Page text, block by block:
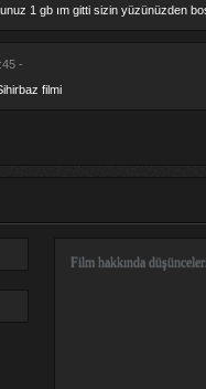
1 gb ım gitti sizin yüzünüzden
-
filmi